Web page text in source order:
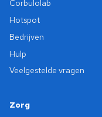
Corbulolab
Hotspot
Bedrijven
Hulp
Veelgestelde vragen
Zorg